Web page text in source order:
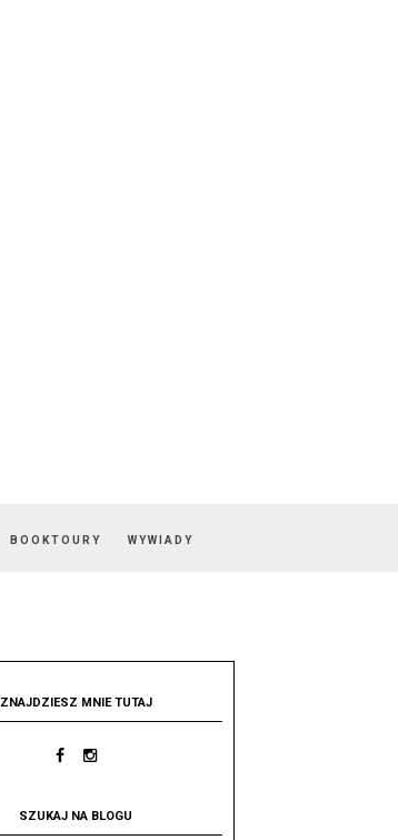
BOOKTOURY WYWIADY
ZNAJDZIESZ MNIE TUTAJ
SZUKAJ NA BLOGU